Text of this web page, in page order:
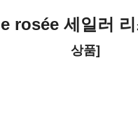
rosée 세일러
상품]